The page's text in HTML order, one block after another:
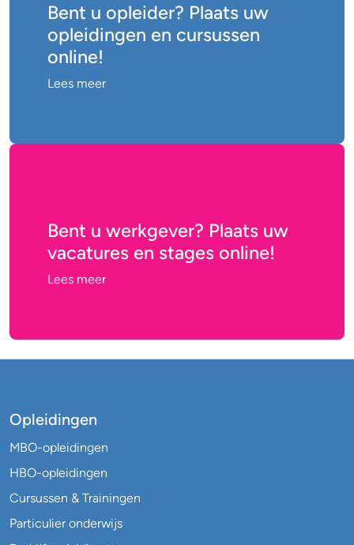
Bent u opleider? Plaats uw
opleidingen en cursussen
online!
Lees meer
Bent u werkgever? Plaats uw
vacatures en stages online!
Lees meer
Opleidingen
MBO-opleidingen
HBO-opleidingen
Cursussen & Trainingen
Particulier onderwijs